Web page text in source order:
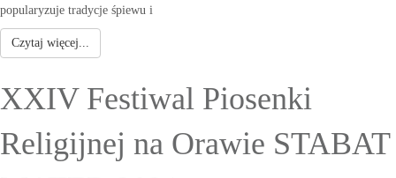
popularyzuje tradycje śpiewu i
Czytaj więcej...
XXIV Festiwal Piosenki
Religijnej na Orawie STABAT